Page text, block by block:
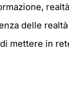
delle
mettere in